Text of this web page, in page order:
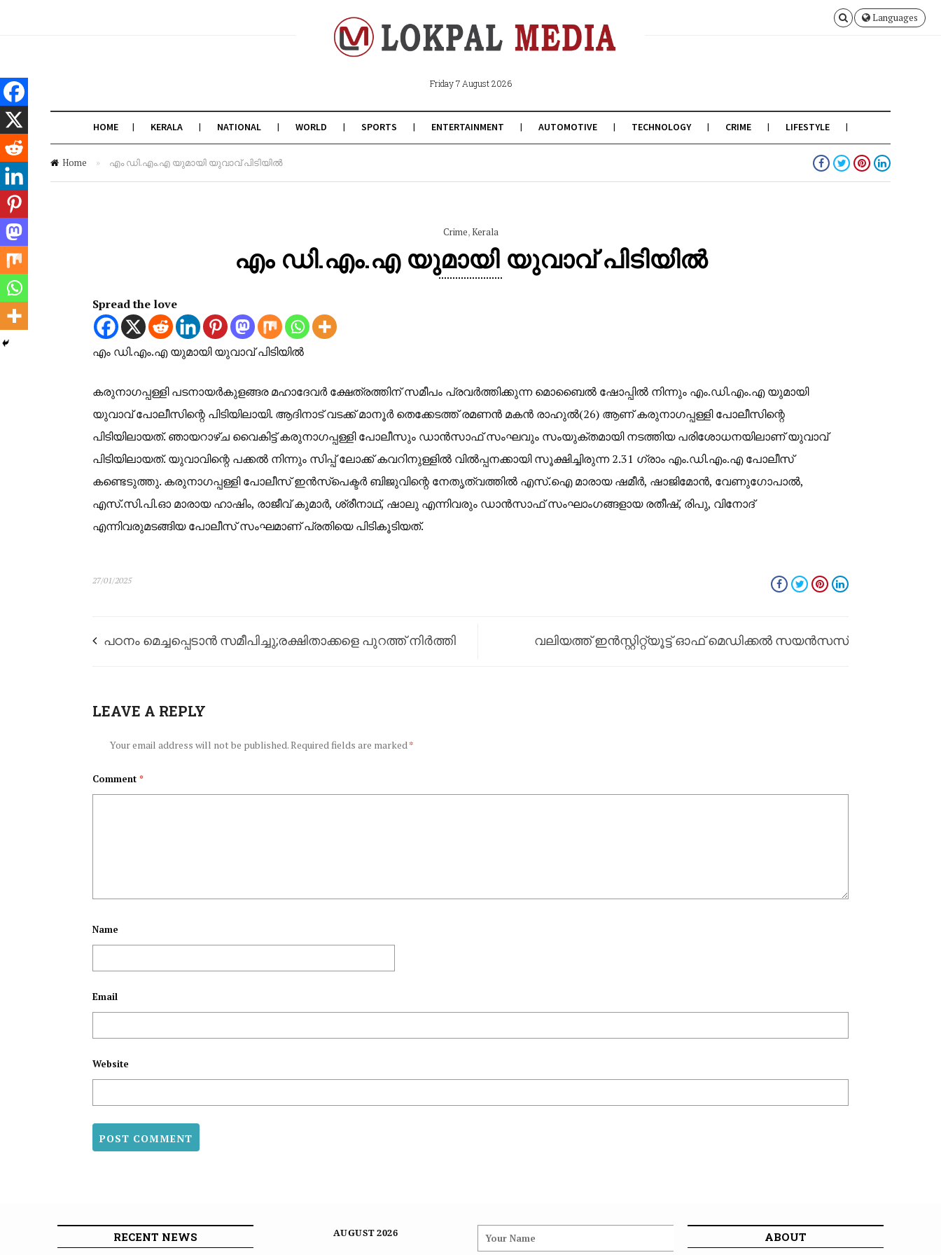
Languages
Friday 7 August 2026
HOME KERALA NATIONAL WORLD SPORTS ENTERTAINMENT AUTOMOTIVE TECHNOLOGY CRIME LIFESTYLE
Home » എം ഡി.എം.എ യുമായി യുവാവ് പിടിയിൽ
Crime,Kerala
എം ഡി.എം.എ യുമായി യുവാവ് പിടിയിൽ
Spread the love
എം ഡി.എം.എ യുമായി യുവാവ് പിടിയിൽ
കരുനാഗപ്പള്ളി പടനായർകുളങ്ങര മഹാദേവർ ക്ഷേത്രത്തിന് സമീപം പ്രവർത്തിക്കുന്ന മൊബൈൽ ഷോപ്പിൽ നിന്നും എം.ഡി.എം.എ യുമായി
യുവാവ് പോലീസിന്റെ പിടിയിലായി. ആദിനാട് വടക്ക് മാനൂർ തെക്കേടത്ത് രമണൻ മകൻ രാഹുൽ(26) ആണ് കരുനാഗപ്പള്ളി പോലീസിന്റെ
പിടിയിലായത്. ഞായറാഴ്ച വൈകിട്ട് കരുനാഗപ്പള്ളി പോലീസും ഡാൻസാഫ് സംഘവും സംയുക്തമായി നടത്തിയ പരിശോധനയിലാണ് യുവാവ്
പിടിയിലായത്. യുവാവിന്റെ പക്കൽ നിന്നും സിപ്പ് ലോക്ക് കവറിനുള്ളിൽ വിൽപ്പനക്കായി സൂക്ഷിച്ചിരുന്ന 2.31 ഗ്രാം എം.ഡി.എം.എ പോലീസ്
കണ്ടെടുത്തു. കരുനാഗപ്പള്ളി പോലീസ് ഇൻസ്‌പെക്ടർ ബിജുവിന്റെ നേതൃത്വത്തിൽ എസ്.ഐ മാരായ ഷമീർ, ഷാജിമോൻ, വേണുഗോപാൽ,
എസ്.സി.പി.ഓ മാരായ ഹാഷിം, രാജീവ് കുമാർ, ശ്രീനാഥ്, ഷാലു എന്നിവരും ഡാൻസാഫ് സംഘാംഗങ്ങളായ രതീഷ്, രിപു, വിനോദ്
എന്നിവരുമടങ്ങിയ പോലീസ് സംഘമാണ് പ്രതിയെ പിടികൂടിയത്.
27/01/2025
പഠനം മെച്ചപ്പെടാൻ സമീപിച്ചു;രക്ഷിതാക്കളെ പുറത്ത് നിര്‍ത്തി വലിയത്ത് ഇന്‍സ്റ്റിറ്റ്യൂട്ട് ഓഫ് മെഡിക്കല്‍ സയന്‍സസ്
LEAVE A REPLY
Your email address will not be published.Required fields are marked*
Comment *
Name
Email
Website
RECENT NEWS AUGUST 2026 ABOUT